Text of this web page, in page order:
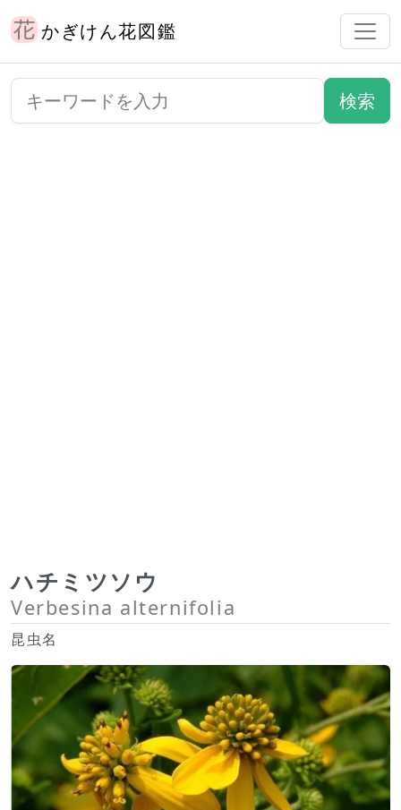
かぎけん花図鑑
ハチミツソウ
Verbesina alternifolia
昆虫名